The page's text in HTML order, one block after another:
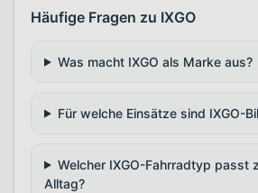
Häufige Fragen zu IXGO
Was macht IXGO als Marke aus?
Für welche Einsätze sind IXGO-
Welcher IXGO-Fahrradtyp passt
Alltag?